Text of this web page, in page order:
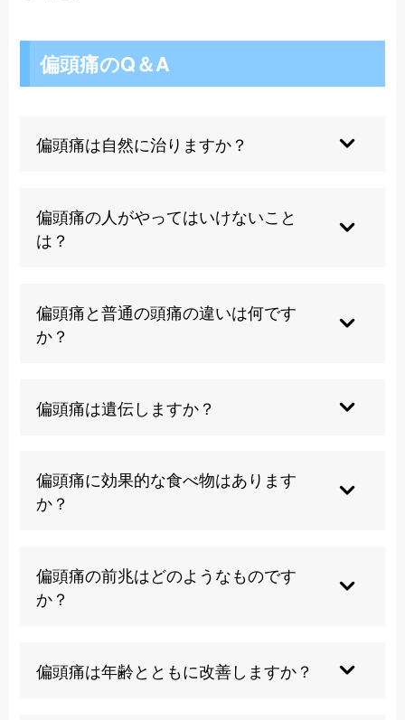
偏頭痛のQ＆A
偏頭痛は自然に治りますか？
は稀ですが、適切な治療と生活習慣の改善により
症状を大幅に軽減することは可能です。
偏頭痛の人がやってはいけないこと
は？
剰摂取、誘因となる食品の摂取は避けるべきで
す。また薬の乱用も禁物です。
偏頭痛と普通の頭痛の違いは何です
か？
気や光・音への過敏症状を伴うのが特徴です。普
通の頭痛より強く長時間続きます。
偏頭痛は遺伝しますか？
に偏頭痛患者がいる場合、発症リスクが高くなる
傾向があります。
偏頭痛に効果的な食べ物はあります
か？
が有効とされていますが、個人差があるため自分
に合った食事パターンを見つけることが重要で
す。
偏頭痛の前兆はどのようなものです
か？
えなくなる、手足のしびれ、言語障害などが前兆
として現れることがあります。
偏頭痛は年齢とともに改善しますか？